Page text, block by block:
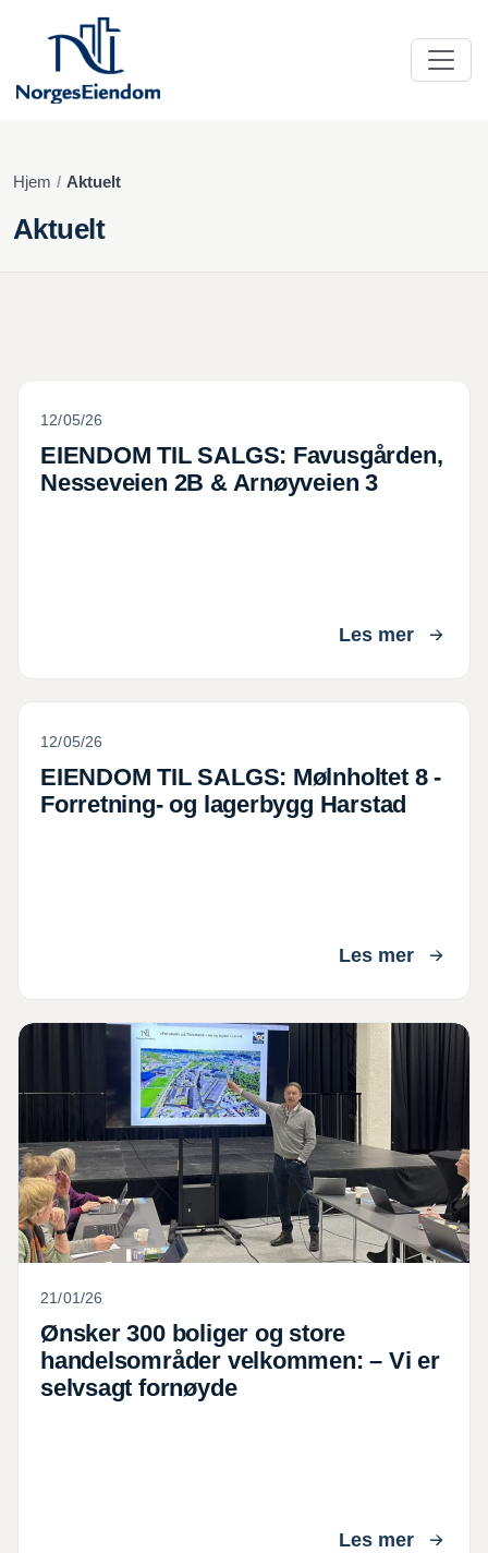
Hjem Aktuelt
Aktuelt
12/05/26
EIENDOM TIL SALGS: Favusgården,
Nesseveien 2B & Arnøyveien 3
Les mer
12/05/26
EIENDOM TIL SALGS: Mølnholtet 8 -
Forretning- og lagerbygg Harstad
Les mer
Ønsker 300 boliger og store handelsområder
21/01/26
Ønsker 300 boliger og store
handelsområder velkommen: – Vi er
selvsagt fornøyde
Les mer